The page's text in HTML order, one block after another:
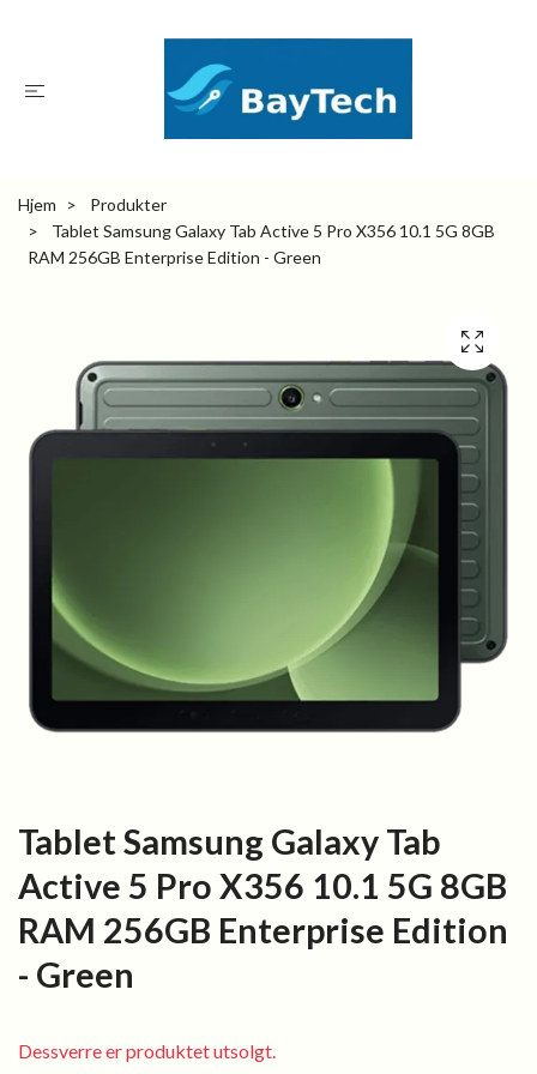
Hjem
Produkter
Tablet Samsung Galaxy Tab Active 5 Pro X356 10.1 5G 8GB
RAM 256GB Enterprise Edition - Green
Tablet Samsung Galaxy Tab
Active 5 Pro X356 10.1 5G 8GB
RAM 256GB Enterprise Edition
- Green
Dessverre er produktet utsolgt.